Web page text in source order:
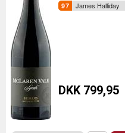
James Halliday
DKK 799,95